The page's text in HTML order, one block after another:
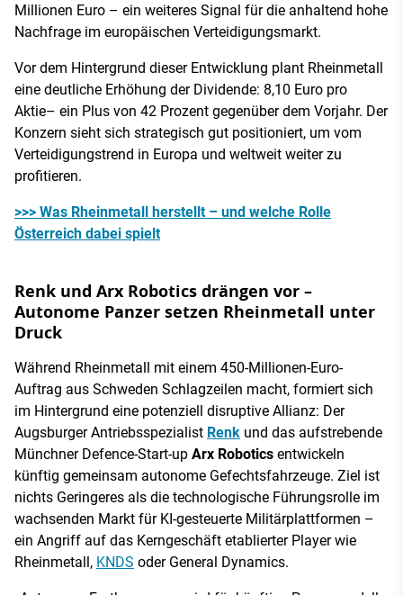
Millionen Euro – ein weiteres Signal für die anhaltend hohe
Nachfrage im europäischen Verteidigungsmarkt.
Vor dem Hintergrund dieser Entwicklung plant Rheinmetall
eine deutliche Erhöhung der Dividende: 8,10 Euro pro
Aktie– ein Plus von 42 Prozent gegenüber dem Vorjahr. Der
Konzern sieht sich strategisch gut positioniert, um vom
Verteidigungstrend in Europa und weltweit weiter zu
profitieren.
>>> Was Rheinmetall herstellt – und welche Rolle
Österreich dabei spielt
Renk und Arx Robotics drängen vor –
Autonome Panzer setzen Rheinmetall unter
Druck
Während Rheinmetall mit einem 450-Millionen-Euro-
Auftrag aus Schweden Schlagzeilen macht, formiert sich
im Hintergrund eine potenziell disruptive Allianz: Der
Augsburger Antriebsspezialist Renk und das aufstrebende
Münchner Defence-Start-up Arx Robotics entwickeln
künftig gemeinsam autonome Gefechtsfahrzeuge. Ziel ist
nichts Geringeres als die technologische Führungsrolle im
wachsenden Markt für KI-gesteuerte Militärplattformen –
ein Angriff auf das Kerngeschäft etablierter Player wie
Rheinmetall, KNDS oder General Dynamics.